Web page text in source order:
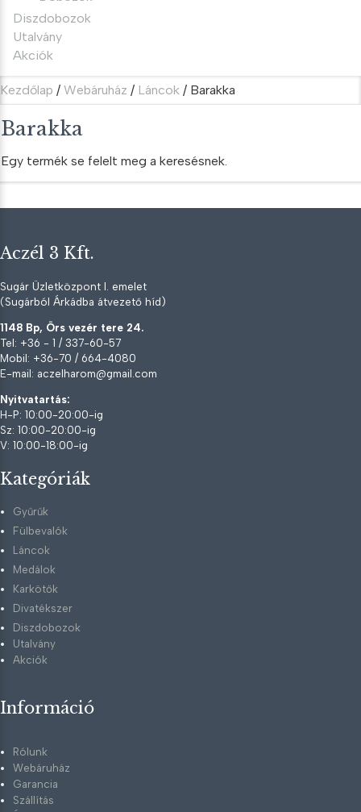
Diszdobozok
Utalvány
Akciók
Kezdőlap / Webáruház / Láncok / Barakka
Barakka
Egy termék se felelt meg a keresésnek.
Aczél 3 Kft.
Sugár Üzletközpont I. emelet
(Sugárból Árkádba átvezető híd)
1148 Bp, Örs vezér tere 24.
Tel: +36 - 1 / 337-60-57
Mobil: +36-70 / 664-4080
E-mail: aczelharom@gmail.com
Nyitvatartás:
H-P: 10:00-20:00-ig
Sz: 10:00-20:00-ig
V: 10:00-18:00-ig
Kategóriák
Gyűrűk
Fülbevalók
Láncok
Medálok
Karkötők
Divatékszer
Diszdobozok
Utalvány
Akciók
Információ
Rólunk
Webáruház
Garancia
Szállítás